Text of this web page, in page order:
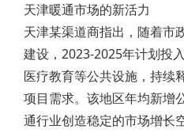
天津暖通市场的新活力
天津某渠道商指出，随着市
建设，2023-2025年计划投
医疗教育等公共设施，持续
项目需求。该地区年均新增
通行业创造稳定的市场增长空